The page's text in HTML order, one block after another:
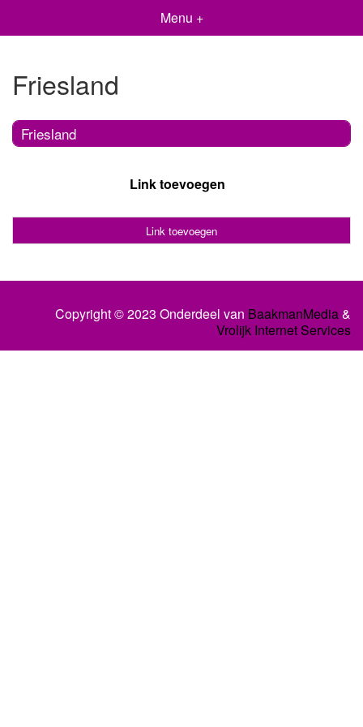
Menu +
Friesland
Friesland
Link toevoegen
Link toevoegen
Copyright © 2023 Onderdeel van BaakmanMedia&
Vrolijk Internet Services